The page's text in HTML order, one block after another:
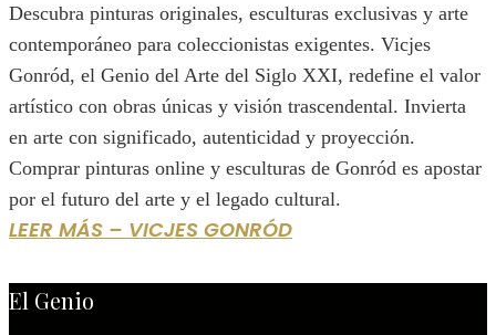
Descubra pinturas originales, esculturas exclusivas y arte
contemporáneo para coleccionistas exigentes. Vicjes
Gonród, el Genio del Arte del Siglo XXI, redefine el valor
artístico con obras únicas y visión trascendental. Invierta
en arte con significado, autenticidad y proyección.
Comprar pinturas online y esculturas de Gonród es apostar
por el futuro del arte y el legado cultural.
LEER MÁS – VICJES GONRÓD
El Genio